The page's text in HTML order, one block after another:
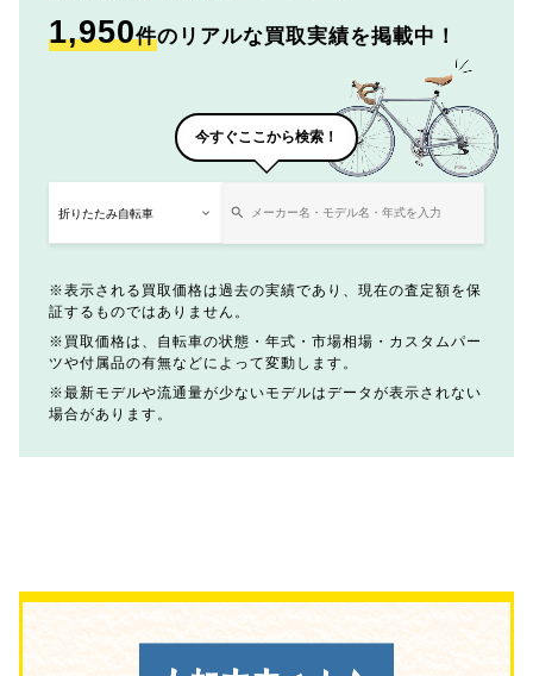
1,950件のリアルな買取実績を掲載中！
今すぐここから検索！
表示される買取価格は過去の実績であり、現在の査定額を保
証するものではありません。
買取価格は、自転車の状態・年式・市場相場・カスタムパー
ツや付属品の有無などによって変動します。
最新モデルや流通量が少ないモデルはデータが表示されない
場合があります。